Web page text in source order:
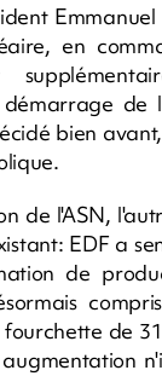
en
de
bien
de l'ASN,
EDF a
de
de